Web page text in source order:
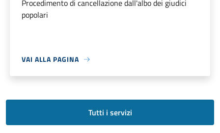
Procedimento di cancellazione dall'albo dei giudici
popolari
VAI ALLA PAGINA
Tutti i servizi